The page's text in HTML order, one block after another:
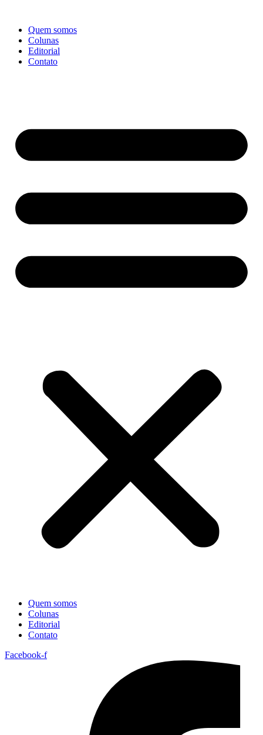
conteúdo
Quem somos
Colunas
Editorial
Contato
Quem somos
Colunas
Editorial
Contato
Facebook-f